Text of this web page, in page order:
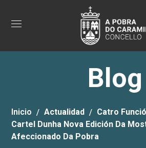
Blog
Inicio Actualidad
Catro
Cartel Dunha Nova Edición Da
Afeccionado Da Pobra